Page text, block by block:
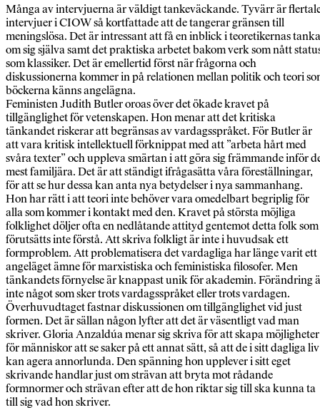
Många av intervjuerna är väldigt tankeväckande. Tyvärr är
intervjuer i CIOW så kortfattade att de tangerar gränsen till
meningslösa. Det är intressant att få en inblick i teoretikernas
om sig själva samt det praktiska arbetet bakom verk som nått
som klassiker. Det är emellertid först när frågorna och
diskussionerna kommer in på relationen mellan politik och teori
böckerna känns angelägna.
Feministen Judith Butler oroas över det ökade kravet på
tillgänglighet för vetenskapen. Hon menar att det kritiska
tänkandet riskerar att begränsas av vardagsspråket. För Butler är
att vara kritisk intellektuell förknippat med att ”arbeta hårt med
svåra texter” och uppleva smärtan i att göra sig främmande inför
mest familjära. Det är att ständigt ifrågasätta våra föreställningar,
för att se hur dessa kan anta nya betydelser i nya sammanhang.
Hon har rätt i att teori inte behöver vara omedelbart begriplig för
alla som kommer i kontakt med den. Kravet på största möjliga
folklighet döljer ofta en nedlåtande attityd gentemot detta folk som
förutsätts inte förstå. Att skriva folkligt är inte i huvudsak ett
formproblem. Att problematisera det vardagliga har länge varit ett
angeläget ämne för marxistiska och feministiska filosofer. Men
tänkandets förnyelse är knappast unik för akademin. Förändring
inte något som sker trots vardagsspråket eller trots vardagen.
Överhuvudtaget fastnar diskussionen om tillgänglighet vid just
formen. Det är sällan någon lyfter att det är väsentligt vad man
skriver. Gloria Anzaldúa menar sig skriva för att skapa möjligheter
för människor att se saker på ett annat sätt, så att de i sitt dagliga liv
kan agera annorlunda. Den spänning hon upplever i sitt eget
skrivande handlar just om strävan att bryta mot rådande
formnormer och strävan efter att de hon riktar sig till ska kunna ta
till sig vad hon skriver.